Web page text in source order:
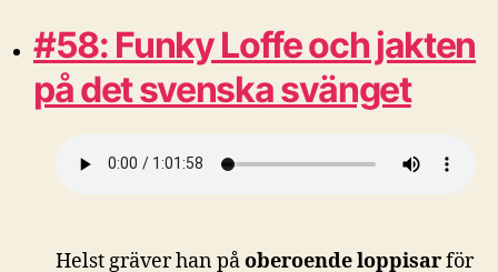
#58: Funky Loffe och jakten
på det svenska svänget
Helst gräver han påoberoende loppisarför